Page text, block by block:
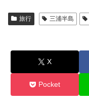
旅行 三浦半島
X
Pocket